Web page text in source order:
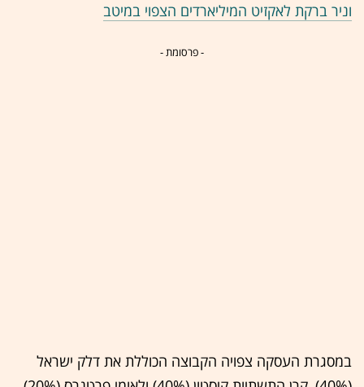
וניר ברקת לאקזיט המיליארדים הצפוי במיטב
- פרסומת -
במסגרת העסקה צפויה הקבוצה הכוללת את דלק ישראל